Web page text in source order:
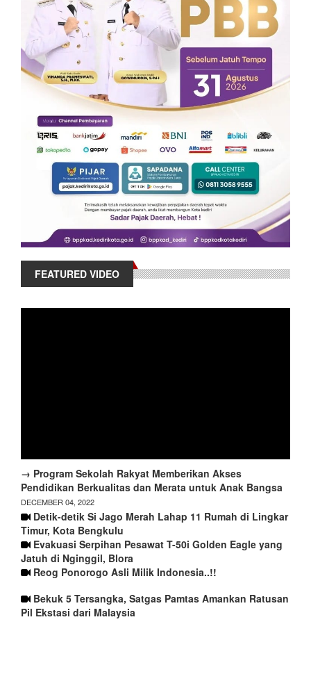
FEATURED VIDEO
→ Program Sekolah Rakyat Memberikan Akses
Pendidikan Berkualitas dan Merata untuk Anak Bangsa
DECEMBER 04, 2022
Detik-detik Si Jago Merah Lahap 11 Rumah di Lingkar
Timur, Kota Bengkulu
Evakuasi Serpihan Pesawat T-50i Golden Eagle yang
Jatuh di Nginggil, Blora
Reog Ponorogo Asli Milik Indonesia..!!
Bekuk 5 Tersangka, Satgas Pamtas Amankan Ratusan
Pil Ekstasi dari Malaysia